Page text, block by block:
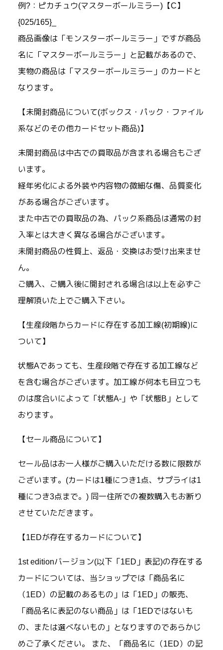
例?：ピカチュウ(マスターボールミラー)【C】
{025/165}_
商品画像は「モンスターボールミラー」ですが商品
名に「マスターボールミラー」と記載があるので、
実物の商品は「マスターボールミラー」のカードと
なります。
【未開封商品について(ボックス・パック・ファイル
系などのその他カードセット商品)】
未開封商品は中古での買取品が含まれる場合もござ
います。
経年劣化による外装や内容物の微細な傷、品質変化
がある場合がございます。
また中古での買取品の為、パック系商品は通常の封
入率とは大きく異なる場合がございます。
未開封商品の性質上、返品・交換はお受け出来ませ
ん。
ご購入、ご購入後に開封される場合は以上を必ずご
理解頂いた上でご購入下さい。
【生産段階からカードに存在する加工線(初期線)に
ついて】
状態Aであっても、生産段階で存在する加工線など
を含む場合がございます。加工線が何本も目立つも
のは度合いによって「状態A-」や「状態B」として
おります。
【セール商品について】
セール品はお一人様がご購入いただける数に限数が
ございます。(カードは1種につき1点、サプライは1
種につき3点まで。) 同一住所での複数購入もお断り
させていただきます。
【1EDが存在するカードについて】
1st editionバージョン(以下「1ED」表記)の存在する
カードについては、当ショップでは「商品名に
（1ED）の記載のあるもの」は「1ED」の販売、
「商品名に表記のない商品」は「1EDではないも
の、または選べないもの」となりますのであらかじ
めご了承ください。 また、「商品名に（1ED）の記